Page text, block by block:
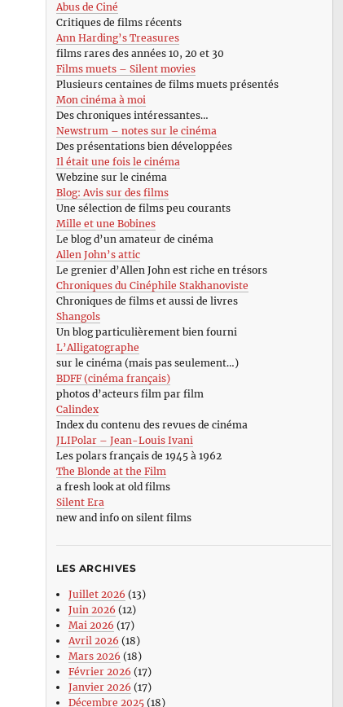
Abus de Ciné
Critiques de films récents
Ann Harding’s Treasures
films rares des années 10, 20 et 30
Films muets – Silent movies
Plusieurs centaines de films muets présentés
Mon cinéma à moi
Des chroniques intéressantes…
Newstrum – notes sur le cinéma
Des présentations bien développées
Il était une fois le cinéma
Webzine sur le cinéma
Blog: Avis sur des films
Une sélection de films peu courants
Mille et une Bobines
Le blog d’un amateur de cinéma
Allen John’s attic
Le grenier d’Allen John est riche en trésors
Chroniques du Cinéphile Stakhanoviste
Chroniques de films et aussi de livres
Shangols
Un blog particulièrement bien fourni
L’Alligatographe
sur le cinéma (mais pas seulement…)
BDFF (cinéma français)
photos d’acteurs film par film
Calindex
Index du contenu des revues de cinéma
JLIPolar – Jean-Louis Ivani
Les polars français de 1945 à 1962
The Blonde at the Film
a fresh look at old films
Silent Era
new and info on silent films
LES ARCHIVES
Juillet 2026 (13)
Juin 2026 (12)
Mai 2026 (17)
Avril 2026 (18)
Mars 2026 (18)
Février 2026 (17)
Janvier 2026 (17)
Décembre 2025(18)